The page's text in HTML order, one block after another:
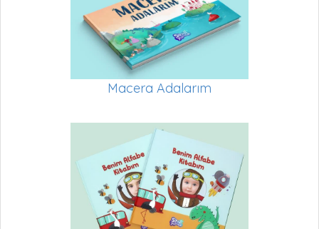
Macera Adalarım